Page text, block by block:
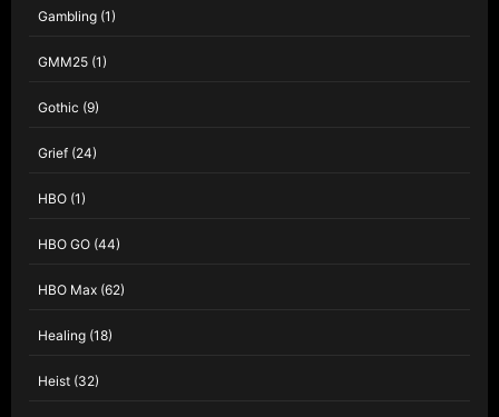
Gambling (1)
GMM25 (1)
Gothic (9)
Grief (24)
HBO (1)
HBO GO (44)
HBO Max (62)
Healing (18)
Heist (32)